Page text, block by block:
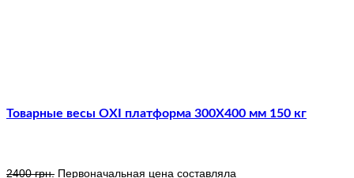
Товарные весы OXI платформа 300Х400 мм 150 кг
2400грн. Первоначальная цена составляла